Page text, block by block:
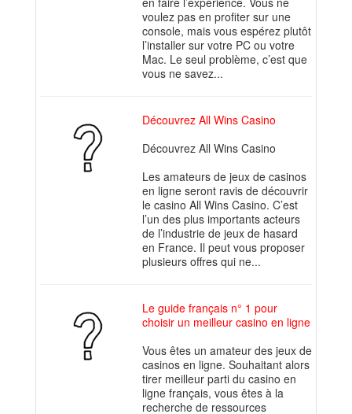
voulez pas en profiter sur une
console, mais vous espérez plutôt
l’installer sur votre PC ou votre
Mac. Le seul problème, c’est que
vous ne savez...
Découvrez All Wins Casino
Découvrez All Wins Casino
Les amateurs de jeux de casinos
en ligne seront ravis de découvrir
le casino All Wins Casino. C’est
l’un des plus importants acteurs
de l’industrie de jeux de hasard
en France. Il peut vous proposer
plusieurs offres qui ne...
Le guide français n° 1 pour
choisir un meilleur casino en ligne
Vous êtes un amateur des jeux de
casinos en ligne. Souhaitant alors
tirer meilleur parti du casino en
ligne français, vous êtes à la
recherche de ressources